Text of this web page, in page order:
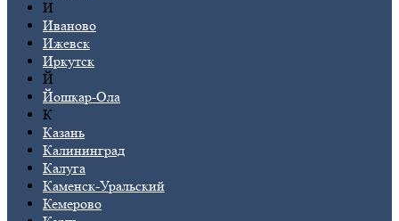
И
Иваново
Ижевск
Иркутск
Й
Йошкар-Ола
К
Казань
Калининград
Калуга
Каменск-Уральский
Кемерово